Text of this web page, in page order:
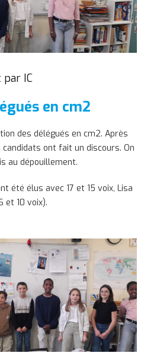
par IC
en cm2
des délégués en cm2. Après
ont fait un discours. On
au dépouillement.
été élus avec 17 et 15 voix, Lisa
et 10 voix).